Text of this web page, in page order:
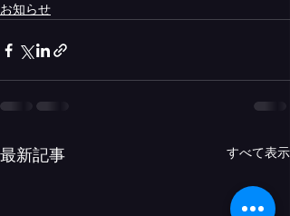
お知らせ
最新記事 すべて表示